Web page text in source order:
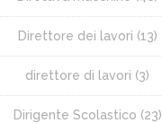
Direttore dei lavori (13)
direttore di lavori (3)
Dirigente Scolastico (23)